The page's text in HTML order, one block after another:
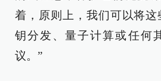
着，原则上，我们可以将
钥分发、量子计算或任何
议。”